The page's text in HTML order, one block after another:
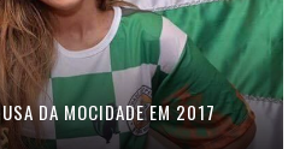
DA MOCIDADE EM 2017